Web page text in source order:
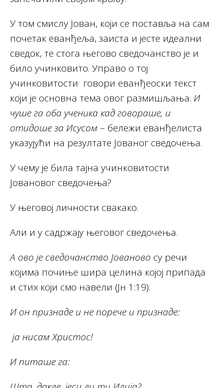
У том смислу Јован, који се поставља на сам
почетак еванђеља, заиста и јесте идеални
сведок, те стога његово сведочанство је и
било учинковито. Управо о тој
учинковитости говори еванђеоски текст
који је основна тема овог размишљања. И
чуше га оба ученика кад говораше, и
отидоше за Исусом – бележи еванђелиста
указујући на резултате Јованог сведочења.
У чему је била тајна учинковитости
Јовановог сведочења?
У његовој личности свакако.
Али и у садржају његовог сведочења.
А ово је сведочанство Јованово су речи
којима почиње шира целина којој припада
и стих који смо навели (Јн 1:19).
И он признаде и не порече и признаде:
ја нисам Христос!
И питаше га: